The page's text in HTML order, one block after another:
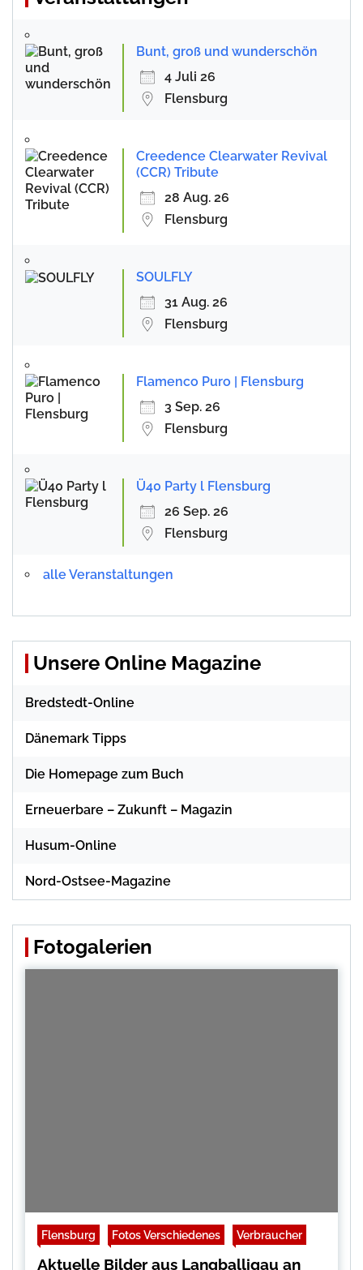
Bunt, groß und wunderschön
4 Juli 26
Flensburg
Creedence Clearwater Revival
(CCR) Tribute
28 Aug. 26
Flensburg
SOULFLY
31 Aug. 26
Flensburg
Flamenco Puro | Flensburg
3 Sep. 26
Flensburg
Ü40 Party l Flensburg
26 Sep. 26
Flensburg
alle Veranstaltungen
Unsere Online Magazine
Bredstedt-Online
Dänemark Tipps
Die Homepage zum Buch
Erneuerbare – Zukunft – Magazin
Husum-Online
Nord-Ostsee-Magazine
Fotogalerien
Flensburg Fotos Verschiedenes Verbraucher
Aktuelle Bilder aus Langballigau an